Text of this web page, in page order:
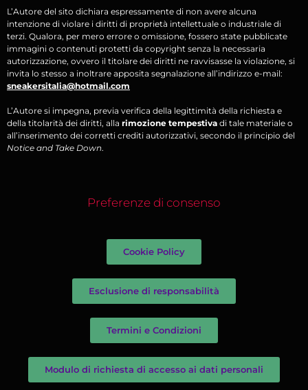
L’Autore del sito dichiara espressamente di non avere alcuna
intenzione di violare i diritti di proprietà intellettuale o industriale di
terzi. Qualora, per mero errore o omissione, fossero state pubblicate
immagini o contenuti protetti da copyright senza la necessaria
autorizzazione, ovvero il titolare dei diritti ne ravvisasse la violazione, si
invita lo stesso a inoltrare apposita segnalazione all’indirizzo e-mail:
sneakersitalia@hotmail.com
L’Autore si impegna, previa verifica della legittimità della richiesta e
della titolarità dei diritti, alla rimozione tempestiva di tale materiale o
all’inserimento dei corretti crediti autorizzativi, secondo il principio del
Notice and Take Down.
Preferenze di consenso
Cookie Policy
Esclusione di responsabilità
Termini e Condizioni
Modulo di richiesta di accesso ai dati personali